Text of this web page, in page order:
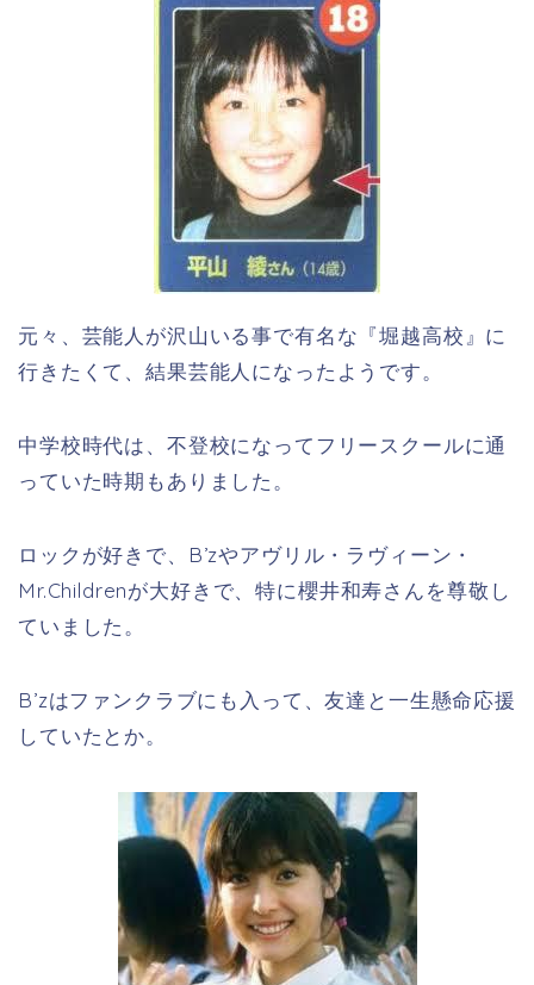
元々、芸能人が沢山いる事で有名な『堀越高校』に
行きたくて、結果芸能人になったようです。
中学校時代は、不登校になってフリースクールに通
っていた時期もありました。
ロックが好きで、B’zやアヴリル・ラヴィーン・
Mr.Childrenが大好きで、特に櫻井和寿さんを尊敬し
ていました。
B’zはファンクラブにも入って、友達と一生懸命応援
していたとか。